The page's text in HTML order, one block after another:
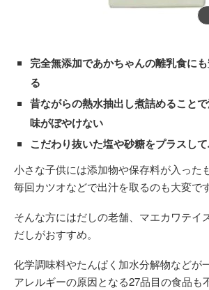
完全無添加であかちゃんの離乳食に
る
昔ながらの熱水抽出し煮詰めること
味がぼやけない
こだわり抜いた塩や砂糖をプラスし
小さな子供には添加物や保存料が入った
毎回カツオなどで出汁を取るのも大変で
そんな方にはだしの老舗、マエカワテイ
だしがおすすめ。
化学調味料やたんぱく加水分解物などが
アレルギーの原因となる27品目の食品も